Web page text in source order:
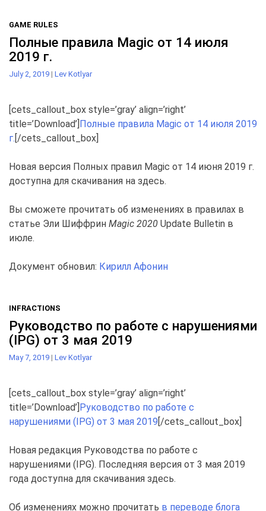
GAME RULES
Полные правила Magic от 14 июля
2019 г.
July 2, 2019 | Lev Kotlyar
[cets_callout_box style=’gray’ align=’right’
title=’Download’] Полные правила Magic от 14 июля 2019
г. [/cets_callout_box]
Новая версия Полных правил Magic от 14 июня 2019 г.
доступна для скачивания на здесь.
Вы сможете прочитать об изменениях в правилах в
статье Эли Шиффрин Magic 2020 Update Bulletin в
июле.
Документ обновил: Кирилл Афонин
INFRACTIONS
Руководство по работе с нарушениями
(IPG) от 3 мая 2019
May 7, 2019 | Lev Kotlyar
[cets_callout_box style=’gray’ align=’right’
title=’Download’] Руководство по работе с
нарушениями (IPG) от 3 мая 2019 [/cets_callout_box]
Новая редакция Руководства по работе с
нарушениями (IPG). Последняя версия от 3 мая 2019
года доступна для скачивания здесь.
Об изменениях можно прочитать в переводе блога